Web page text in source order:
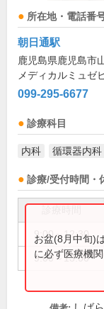
所在地・電話番
朝日通駅
鹿児島県鹿児島市
メディカルミュゼ
099-295-6677
診療科目
内科 循環器内科
診療/受付時間・
9:00～12:30
9:00～13:00
お盆(8月中旬)
に必ず医療機